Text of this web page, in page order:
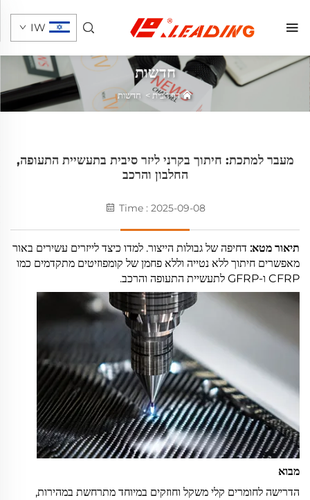
IW
חדשות
דף הבית > חדשות
מעבר למתכת: חיתוך בקרני ליזר סיבית בתעשיית התעופה,
החלבון והרכב
Time : 2025-09-08
תיאור מטא: דחיפה של גבולות הייצור. למדו כיצד לייזרים עשירים באור
מאפשרים חיתוך ללא נטייה וללא פחמן של קומפוזיטים מתקדמים כמו
CFRP ו-GFRP לתעשיית התעופה והרכב.
מבוא
הדרישה לחומרים קלי משקל וחוזקים במיוחד מתרחשת במהירות,